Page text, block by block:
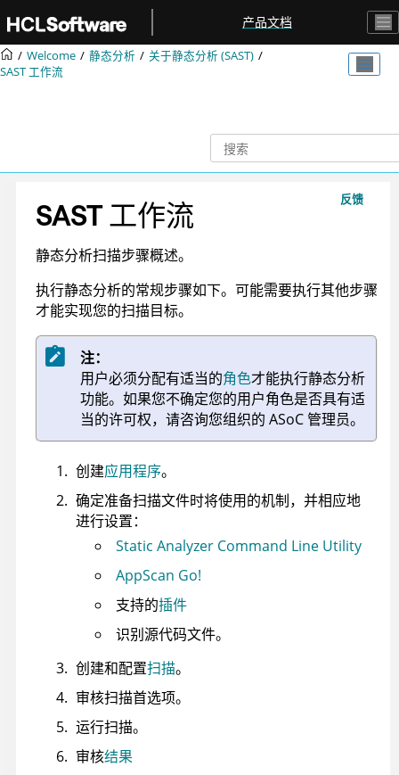
产品文档
Welcome 静态分析
关于静态分析 (SAST)
SAST 工作流
反馈
SAST 工作流
静态分析扫描步骤概述。
执行静态分析的常规步骤如下。可能需要执行其他步骤
才能实现您的扫描目标。
注：
用户必须分配有适当的角色才能执行静态分析
功能。如果您不确定您的用户角色是否具有适
当的许可权，请咨询您组织的 ASoC 管理员。
创建应用程序。
确定准备扫描文件时将使用的机制，并相应地
进行设置：
Static Analyzer Command Line Utility
AppScan Go!
支持的插件
识别源代码文件。
创建和配置扫描。
审核扫描首选项。
运行扫描。
审核结果